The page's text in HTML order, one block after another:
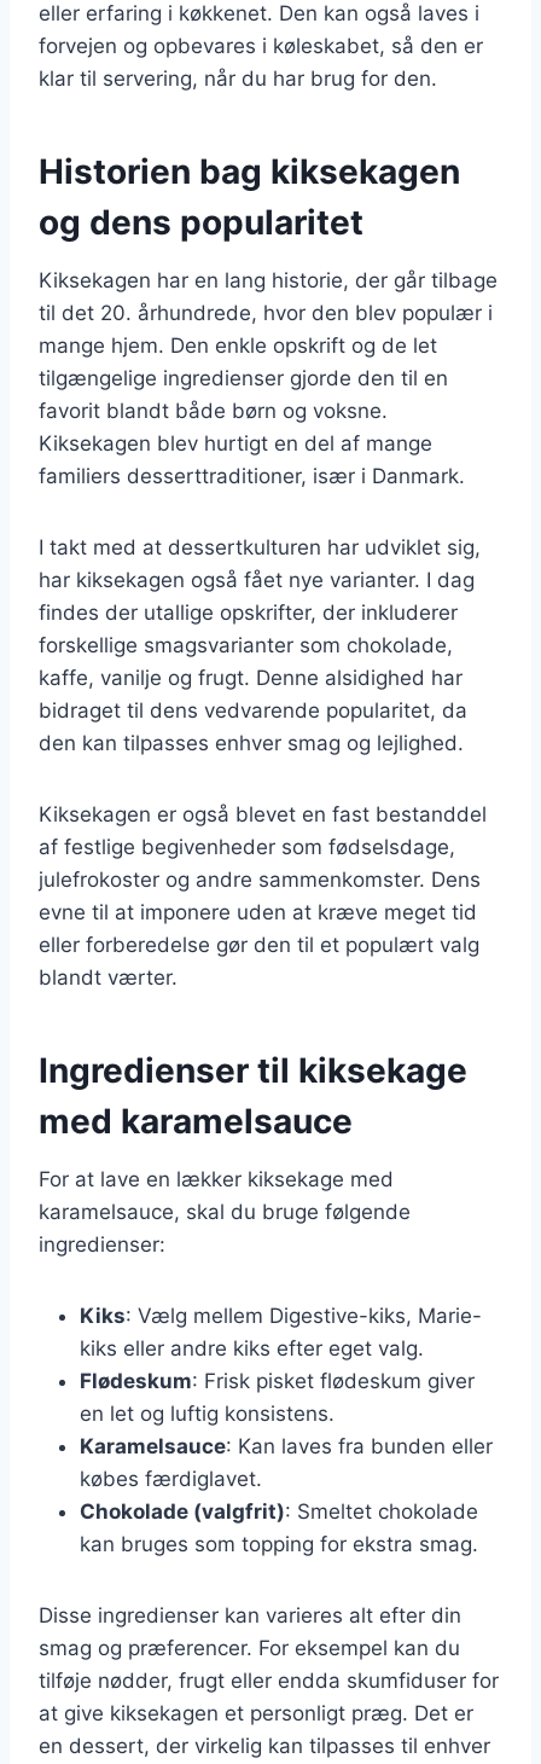
eller erfaring i køkkenet. Den kan også laves i
forvejen og opbevares i køleskabet, så den er
klar til servering, når du har brug for den.
Historien bag kiksekagen
og dens popularitet
Kiksekagen har en lang historie, der går tilbage
til det 20. århundrede, hvor den blev populær i
mange hjem. Den enkle opskrift og de let
tilgængelige ingredienser gjorde den til en
favorit blandt både børn og voksne.
Kiksekagen blev hurtigt en del af mange
familiers desserttraditioner, især i Danmark.
I takt med at dessertkulturen har udviklet sig,
har kiksekagen også fået nye varianter. I dag
findes der utallige opskrifter, der inkluderer
forskellige smagsvarianter som chokolade,
kaffe, vanilje og frugt. Denne alsidighed har
bidraget til dens vedvarende popularitet, da
den kan tilpasses enhver smag og lejlighed.
Kiksekagen er også blevet en fast bestanddel
af festlige begivenheder som fødselsdage,
julefrokoster og andre sammenkomster. Dens
evne til at imponere uden at kræve meget tid
eller forberedelse gør den til et populært valg
blandt værter.
Ingredienser til kiksekage
med karamelsauce
For at lave en lækker kiksekage med
karamelsauce, skal du bruge følgende
ingredienser:
Kiks: Vælg mellem Digestive-kiks, Marie-
kiks eller andre kiks efter eget valg.
Flødeskum: Frisk pisket flødeskum giver
en let og luftig konsistens.
Karamelsauce: Kan laves fra bunden eller
købes færdiglavet.
Chokolade (valgfrit): Smeltet chokolade
kan bruges som topping for ekstra smag.
Disse ingredienser kan varieres alt efter din
smag og præferencer. For eksempel kan du
tilføje nødder, frugt eller endda skumfiduser for
at give kiksekagen et personligt præg. Det er
en dessert, der virkelig kan tilpasses til enhver